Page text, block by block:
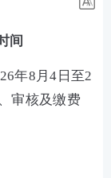
间
年8月4日至2
审核及缴费